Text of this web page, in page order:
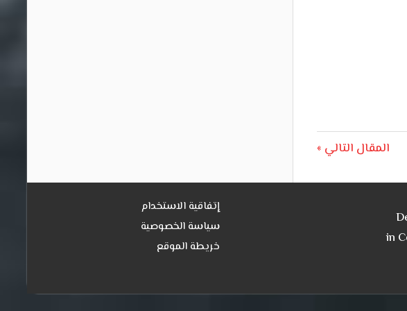
Next
المقال التالي
إتفاقية الاستخدام
سياسة الخصوصية
خريطة الموقع
in